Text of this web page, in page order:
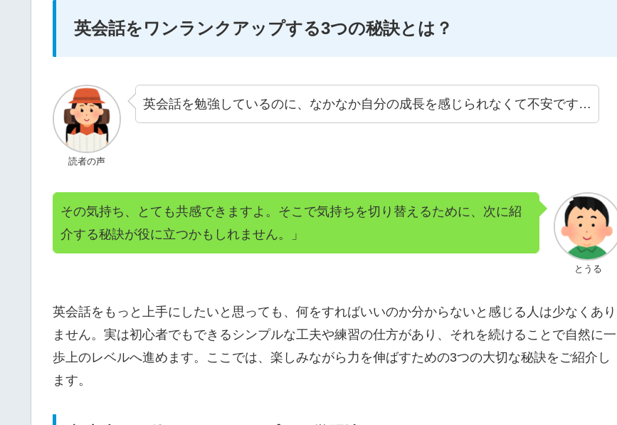
英会話をワンランクアップする3つの秘訣とは？
読者の声
英会話を勉強しているのに、なかなか自分の成長を感じられなくて不安です…
とうる
その気持ち、とても共感できますよ。そこで気持ちを切り替えるために、次に紹
介する秘訣が役に立つかもしれません。」
英会話をもっと上手にしたいと思っても、何をすればいいのか分からないと感じる人は少なくあり
ません。実は初心者でもできるシンプルな工夫や練習の仕方があり、それを続けることで自然に一
歩上のレベルへ進めます。ここでは、楽しみながら力を伸ばすための3つの大切な秘訣をご紹介し
ます。